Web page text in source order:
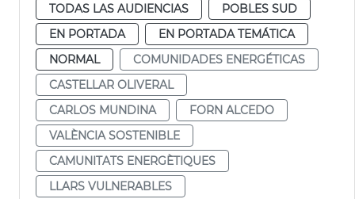
TODAS LAS AUDIENCIAS
POBLES SUD
EN PORTADA
EN PORTADA TEMÁTICA
NORMAL
COMUNIDADES ENERGÉTICAS
CASTELLAR OLIVERAL
CARLOS MUNDINA
FORN ALCEDO
VALÈNCIA SOSTENIBLE
CAMUNITATS ENERGÈTIQUES
LLARS VULNERABLES